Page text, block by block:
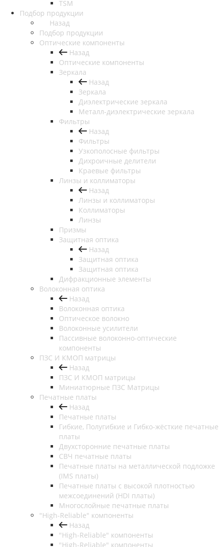
TSM
Подбор продукции
Назад
Подбор продукции
Оптические компоненты
Назад
Оптические компоненты
Зеркала
Назад
Зеркала
Диэлектрические зеркала
Металл-диэлектрические зеркала
Фильтры
Назад
Фильтры
Узкополосные фильтры
Дихроичные делители
Краевые фильтры
Линзы и коллиматоры
Назад
Линзы и коллиматоры
Коллиматоры
Линзы
Призмы
Защитная оптика
Назад
Защитная оптика
Защитная оптика
Дифракционные элементы
Волоконная оптика
Назад
Волоконная оптика
Оптическое волокно
Волоконные усилители
Пассивные волоконно-оптические
компоненты
ПЗС И КМОП матрицы
Назад
ПЗС И КМОП матрицы
Миниатюрные ПЗС Матрицы
Печатные платы
Назад
Печатные платы
Гибкие, Полугибкие и Гибко-жёсткие печатные
платы
Двухсторонние печатные платы
СВЧ печатные платы
Печатные платы на металлической подложке
(IMS платы)
Печатные платы с высокой плотностью
межсоединений (HDI платы)
Многослойные печатные платы
"High-Reliable" компоненты
Назад
"High-Reliable" компоненты
"High-Reliable" компоненты